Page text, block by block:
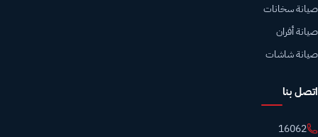
صيانة سخانات
صيانة أفران
صيانة شاشات
اتصل بنا
16062